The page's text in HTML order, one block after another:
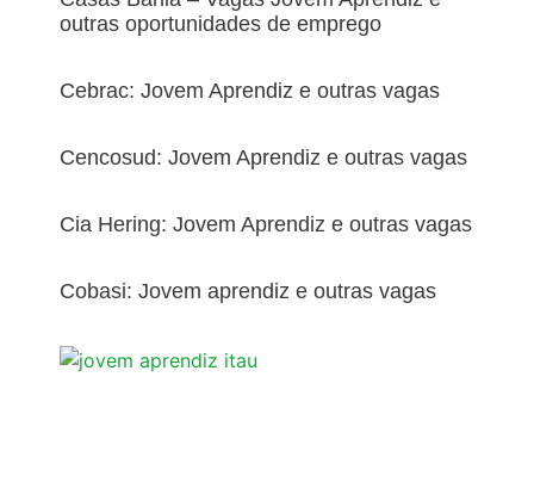
outras oportunidades de emprego
Cebrac: Jovem Aprendiz e outras vagas
Cencosud: Jovem Aprendiz e outras vagas
Cia Hering: Jovem Aprendiz e outras vagas
Cobasi: Jovem aprendiz e outras vagas